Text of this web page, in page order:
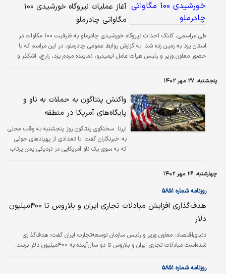
آغاز عملیات نیروگاه خورشیدی ۱۰۰
مگاواتی چادرملو
طی مراسمی، کلنگ احداث نیروگاه خورشیدی چادرملو به ظرفیت ۱۰۰ مگاوات در
استان یزد به زمین زده شد. به گزارش روابط عمومی چادرملو، در این مراسم که با
حضور معاون وزیر و رئیس هیات عامل ایمیدرو، نماینده مردم یزد، زارچ، اشکذر و
شهرستان اشکذر برگزار شد، امیر علی طاهر‌زاده مدیرعامل شرکت معدنی و صنعتی
چادرملو با بیان اهمیت بهره‌گیری از انرژی‌‌‌های پاک که می‌تواند هم در تولید و هم در
مصرف، زمینه‌ساز شکل‌گیری صنعت سبز باشد گفت: با…
پنجشنبه، ۲۷ مهر ۱۴۰۲
واکنش پنتاگون به حملات به ناو و
پایگاه‌های آمریکا در منطقه
ایرنا: سخنگوی پنتاگون روز پنجشنبه به وقت محلی
به خبرنگاران گفت: با تعدادی از پهپادهای حوثی
که به سوی یک ناو آمریکایی در نزدیکی یمن پرتاب
چهارشنبه، ۲۶ مهر ۱۴۰۲
روزنامه شماره ۵۸۵۱
هدف‌گذاری افزایش مبادلات تجاری ایران و بلاروس تا ۴۰۰‌میلیون
دلار
دنیای‌اقتصاد: معاون وزیر و رئیس سازمان توسعه‌تجارت ایران گفت: هدف‌گذاری
شده‌است مبادلات تجاری ایران و بلاروس تا دو سال‌آینده به ۴۰۰‌میلیون دلار برسد.
روزنامه شماره ۵۸۵۱